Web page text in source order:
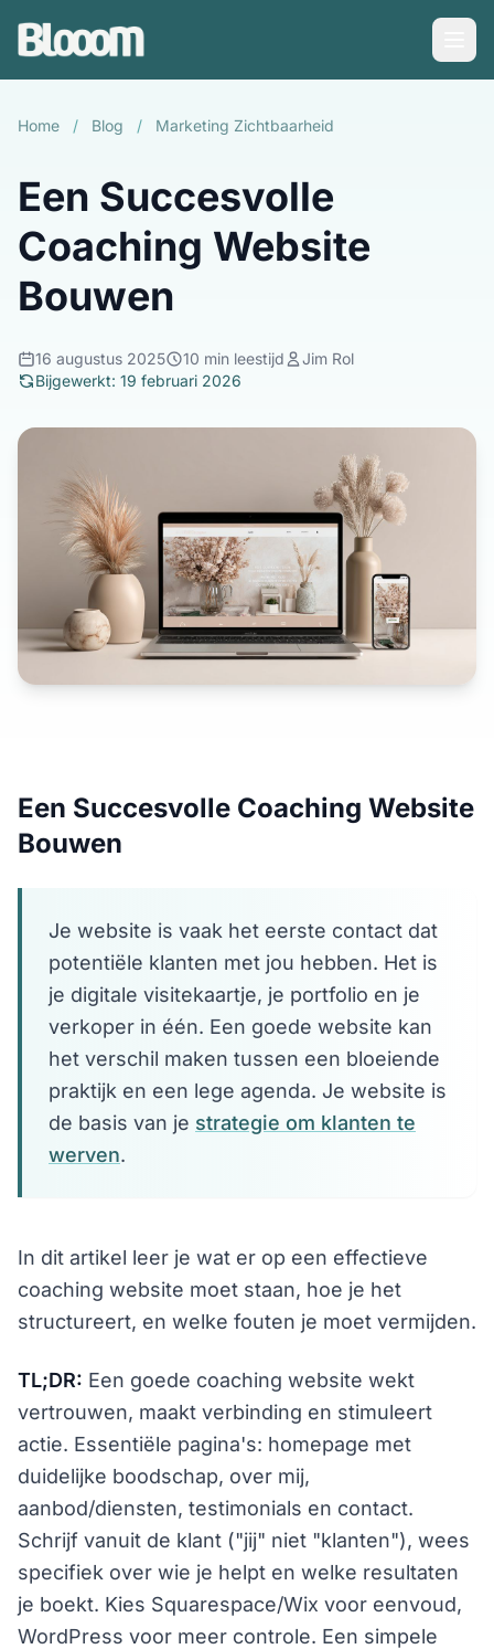
Home / Blog / Marketing Zichtbaarheid
Een Succesvolle
Coaching Website
Bouwen
16 augustus 2025 10 min leestijd
Jim Rol
Bijgewerkt: 19 februari 2026
Een Succesvolle Coaching Website
Bouwen
Je website is vaak het eerste contact dat
potentiële klanten met jou hebben. Het is
je digitale visitekaartje, je portfolio en je
verkoper in één. Een goede website kan
het verschil maken tussen een bloeiende
praktijk en een lege agenda. Je website is
de basis van je strategie om klanten te
werven.
In dit artikel leer je wat er op een effectieve
coaching website moet staan, hoe je het
structureert, en welke fouten je moet vermijden.
TL;DR: Een goede coaching website wekt
vertrouwen, maakt verbinding en stimuleert
actie. Essentiële pagina's: homepage met
duidelijke boodschap, over mij,
aanbod/diensten, testimonials en contact.
Schrijf vanuit de klant ("jij" niet "klanten"), wees
specifiek over wie je helpt en welke resultaten
je boekt. Kies Squarespace/Wix voor eenvoud,
WordPress voor meer controle. Een simpele